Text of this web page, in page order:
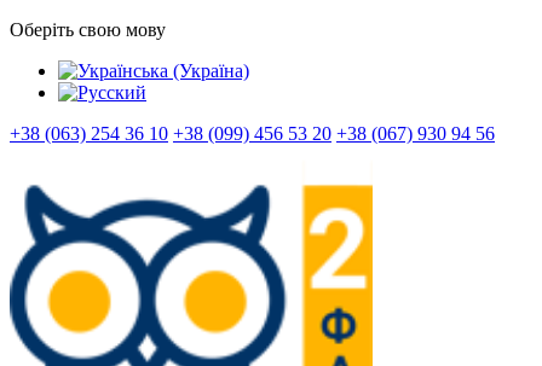
Оберіть свою мову
+38 (063) 254 36 10 +38 (099) 456 53 20 +38 (067) 930 94 56